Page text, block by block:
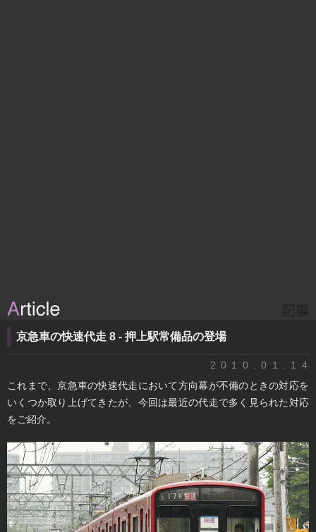
京急車の快速代走 8 - 押上駅常備品の登場
2010.01.14
これまで、京急車の快速代走において方向幕が不備のときの対応を
いくつか取り上げてきたが、今回は最近の代走で多く見られた対応
をご紹介。